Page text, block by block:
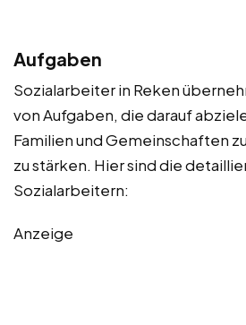
Aufgaben
Sozialarbeiter in Reken
von Aufgaben, die darauf
Familien und Gemeinschaften
zu stärken. Hier sind die
Sozialarbeitern:
Anzeige